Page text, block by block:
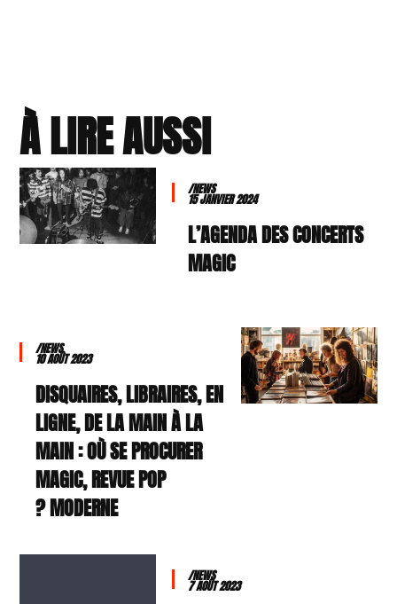
À LIRE AUSSI
/NEWS
15 JANVIER 2024
L’AGENDA DES CONCERTS
MAGIC
/NEWS
10 AOÛT 2023
DISQUAIRES, LIBRAIRES, EN
LIGNE, DE LA MAIN À LA
MAIN : OÙ SE PROCURER
MAGIC, REVUE POP
MODERNE ?
/NEWS
7 AOÛT 2023